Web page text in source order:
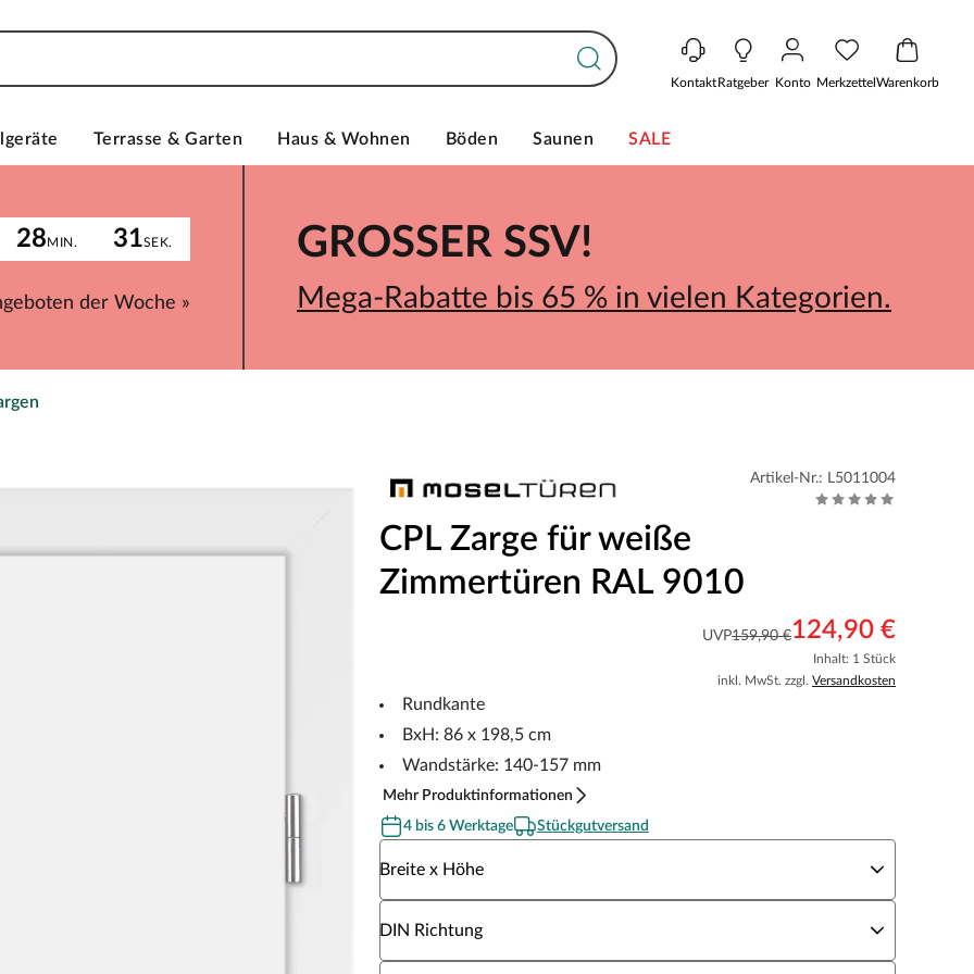
KontaktRatgeber Konto MerkzettelWarenkorb
Terrasse & Garten Haus & Wohnen Böden Saunen SALE
28MIN. 31SEK.
der Woche »
GROSSER SSV!
Mega-Rabatte bis 65 % in vielen Kategorien.
Artikel-Nr.: L5011004
CPL Zarge für weiße
Zimmertüren RAL 9010
UVP159,90 €124,90 €
Inhalt: 1 Stück
inkl. MwSt. zzgl. Versandkosten
Rundkante
BxH: 86 x 198,5 cm
Wandstärke: 140-157 mm
Mehr Produktinformationen
4 bis 6 Werktage
Stückgutversand
Breite x Höhe
DIN Richtung